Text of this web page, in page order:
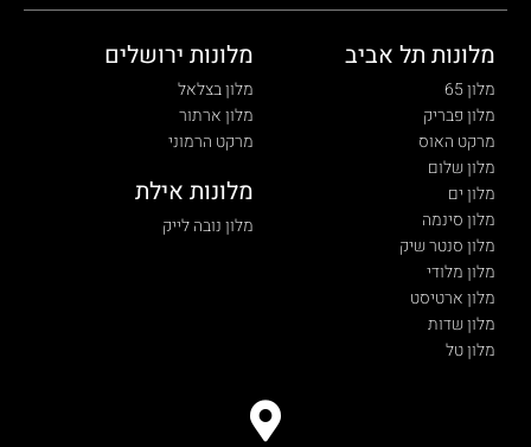
מלונות תל אביב
מלון 65
מלון פבריק
מרקט האוס
מלון שלום
מלון ים
מלון סינמה
מלון סנטר שיק
מלון מלודי
מלון ארטיסט
מלון שדות
מלון טל
מלונות ירושלים
מלון בצלאל
מלון ארתור
מרקט הרמוני
מלונות אילת
מלון נובה לייק